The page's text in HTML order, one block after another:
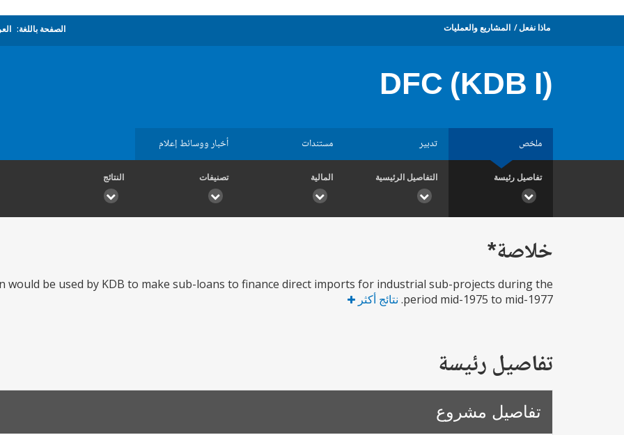
ماذا نفعل المشاريع والعمليات الصفحة باللغة:
DFC (KDB I)
ملخص تدبير مستندات أخبار ووسائط إعلام
تفاصيل رئيسة التفاصيل الرئيسية المالية تصنيفات النتائج
خلاصة*
would be used by KDB to make sub-loans to finance direct imports for industrial sub-projects during the
period mid-1975 to mid-1977. نتائج أكثر
تفاصيل رئيسة
تفاصيل مشروع